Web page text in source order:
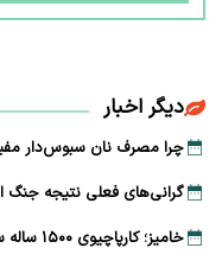
دیگر اخبار
چرا مصرف نان سبوس‌دار
گرانی‌های فعلی نتیجه جنگ
خامیز؛ کارپاچیوی ۱۵۰۰ ساله ساسانی که شما را غافلگیر می‌کند!